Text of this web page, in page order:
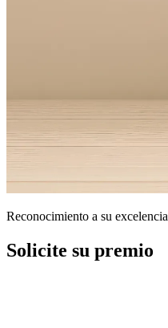
Reconocimiento a su excelencia
Solicite su premio